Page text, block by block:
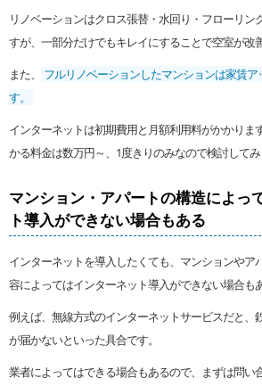
リノベーションはクロス張替・水回り・フローリン
すが、一部分だけでもキレイにすることで空室が改
また、
フルリノベーションしたマンションは家賃
す。
インターネットは初期費用と月額利用料がかかりま
かる料金は数万円～、1度きりのみなので検討してみ
マンション・アパートの構造によっ
ト導入ができない場合もある
インターネットを導入したくても、マンションやア
容によってはインターネット導入ができない場合も
例えば、無線方式のインターネットサービスだと、
が届かないといった具合です。
業者によってはできる場合もあるので、まずは問い